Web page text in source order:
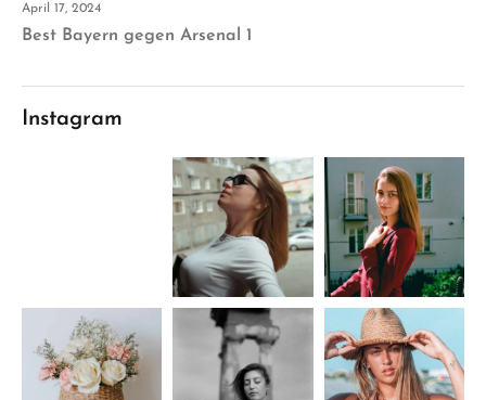
April 17, 2024
Best Bayern gegen Arsenal 1
Instagram